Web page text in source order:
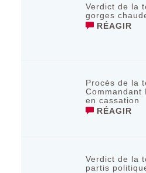
Verdict de la
gorges
RÉAGIR
Procès de la
Commandant
en cassation
RÉAGIR
Verdict de la
partis